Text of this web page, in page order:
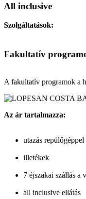
All inclusive
Szolgáltatások:
Fakultatív
A fakultatív programok a
Az ár tartalmazza:
utazás
illetékek
7 éjszakai szállás a
all inclusive ellátás